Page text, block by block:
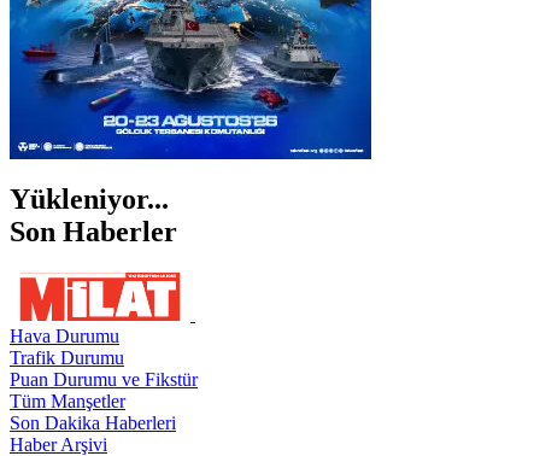
Yükleniyor...
Son Haberler
Hava Durumu
Trafik Durumu
Puan Durumu ve Fikstür
Tüm Manşetler
Son Dakika Haberleri
Haber Arşivi